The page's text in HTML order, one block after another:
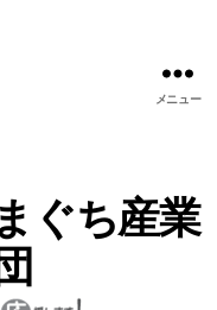
メニュー
ぐち産業